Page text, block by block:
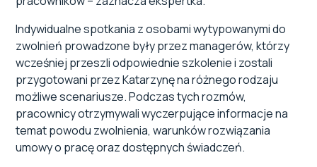
Indywidualne spotkania z osobami wytypowanymi do
zwolnień prowadzone były przez managerów, którzy
wcześniej przeszli odpowiednie szkolenie i zostali
przygotowani przez Katarzynę na różnego rodzaju
możliwe scenariusze. Podczas tych rozmów,
pracownicy otrzymywali wyczerpujące informacje na
temat powodu zwolnienia, warunków rozwiązania
umowy o pracę oraz dostępnych świadczeń.